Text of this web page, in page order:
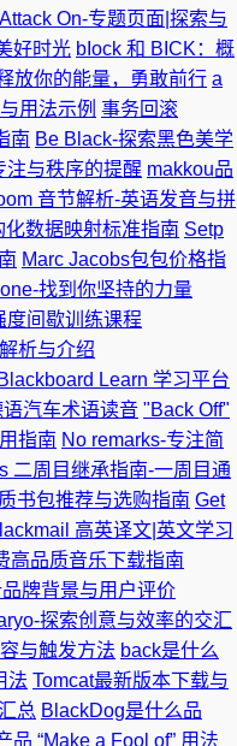
Attack On-专题页面|探索与
好时光 bIock 和 BICK：概
放你的能量，勇敢前行 a
用法示例 事务回滚
南 Be Black-探索黑色美学
注与秩序的提醒 makkou品
音节解析-英语发音与拼
数据映射标准指南 Setp
Marc Jacobs包包价格指
找到你坚持的力量
度间歇训练课程
析与介绍
Learn 学习平台
汽车术语读音 "Back Off"
指南 No remarks-专注简
二周目继承指南-一周目通
书包推荐与选购指南 Get
高英译文|英文学习
高品质音乐下载指南
牌背景与用户评价
探索创意与效率的交汇
与触发方法 back是什么
法 Tomcat最新版本下载与
总 BlackDog是什么品
品 “Make a Fool of” 用法